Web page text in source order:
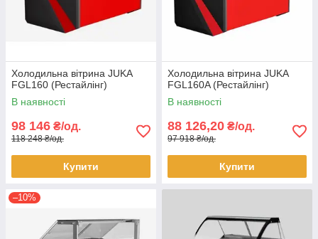
Холодильна вітрина JUKA
FGL160 (Рестайлінг)
В наявності
98 146 ₴/од.
118 248 ₴/од.
Купити
Холодильна вітрина JUKA
FGL160A (Рестайлінг)
В наявності
88 126,20 ₴/од.
97 918 ₴/од.
Купити
–10%